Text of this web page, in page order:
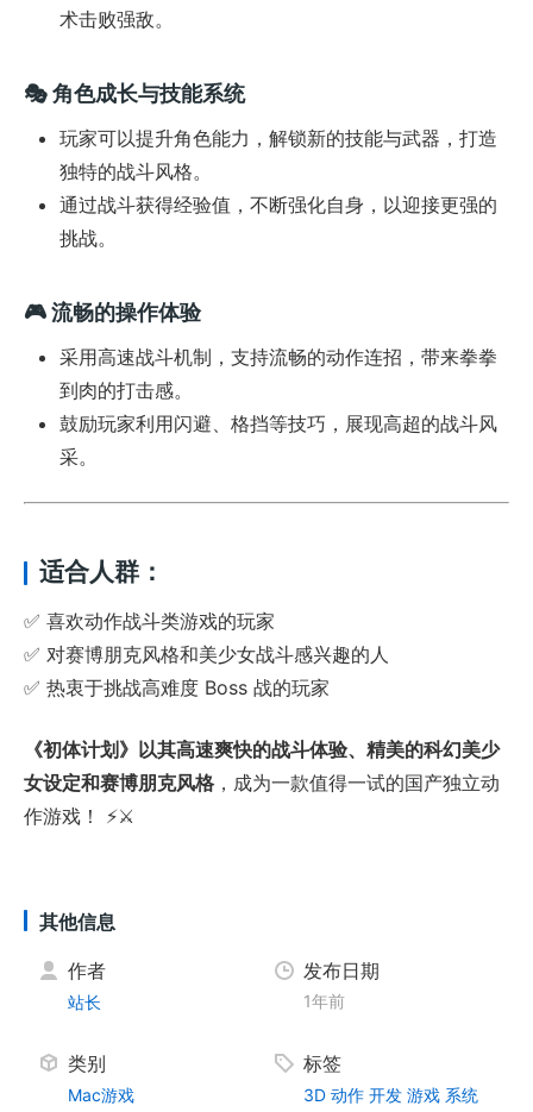
术击败强敌。
🎭角色成长与技能系统
玩家可以提升角色能力，解锁新的技能与武器，打造
独特的战斗风格。
通过战斗获得经验值，不断强化自身，以迎接更强的
挑战。
🎮流畅的操作体验
采用高速战斗机制，支持流畅的动作连招，带来拳拳
到肉的打击感。
鼓励玩家利用闪避、格挡等技巧，展现高超的战斗风
采。
适合人群：
✅ 喜欢动作战斗类游戏的玩家
✅ 对赛博朋克风格和美少女战斗感兴趣的人
✅ 热衷于挑战高难度 Boss 战的玩家
《初体计划》以其高速爽快的战斗体验、精美的科幻美少
女设定和赛博朋克风格 ，成为一款值得一试的国产独立动
作游戏！ ⚡⚔️
其他信息
作者
站长
发布日期
1年前
类别
Mac游戏
标签
3D 动作 开发 游戏 系统